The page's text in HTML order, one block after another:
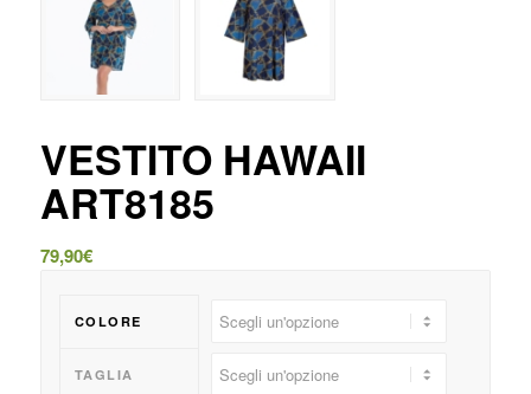
VESTITO HAWAII
ART8185
79,90€
COLORE
TAGLIA